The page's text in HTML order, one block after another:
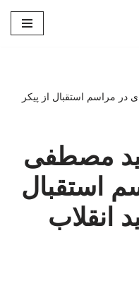
در مراسم استقبال از پیکر
مصطفی
استقبال
انقلاب